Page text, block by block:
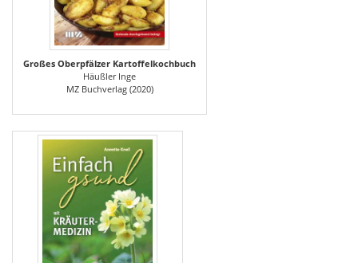
Großes Oberpfälzer Kartoffelkochbuch
Häußler Inge
MZ Buchverlag (2020)